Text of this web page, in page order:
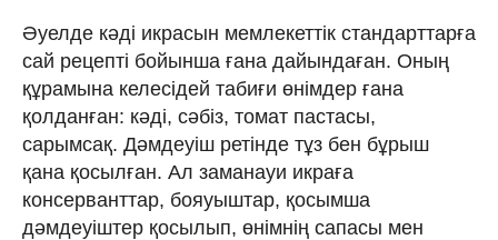
Әуелде кәді икрасын мемлекеттік стандарттарға
сай рецепті бойынша ғана дайындаған. Оның
құрамына келесідей табиғи өнімдер ғана
қолданған: кәді, сәбіз, томат пастасы,
сарымсақ. Дәмдеуіш ретінде тұз бен бұрыш
қана қосылған. Ал заманауи икраға
консерванттар, бояуыштар, қосымша
дәмдеуіштер қосылып, өнімнің сапасы мен